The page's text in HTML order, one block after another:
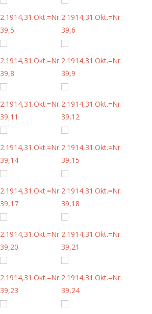
2.1914,31.Okt.=Nr.
39,5
2.1914,31.Okt.=Nr.
39,6
2.1914,31.Okt.=Nr.
39,8
2.1914,31.Okt.=Nr.
39,9
2.1914,31.Okt.=Nr.
39,11
2.1914,31.Okt.=Nr.
39,12
2.1914,31.Okt.=Nr.
39,14
2.1914,31.Okt.=Nr.
39,15
2.1914,31.Okt.=Nr.
39,17
2.1914,31.Okt.=Nr.
39,18
2.1914,31.Okt.=Nr.
39,20
2.1914,31.Okt.=Nr.
39,21
2.1914,31.Okt.=Nr.
39,23
2.1914,31.Okt.=Nr.
39,24